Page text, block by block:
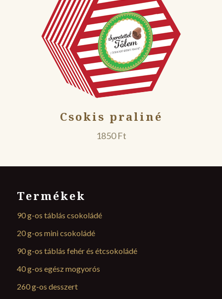
Csokis praliné
1850Ft
Termékek
90 g-os táblás csokoládé
20 g-os mini csokoládé
90 g-os táblás fehér és étcsokoládé
40 g-os egész mogyorós
260 g-os desszert